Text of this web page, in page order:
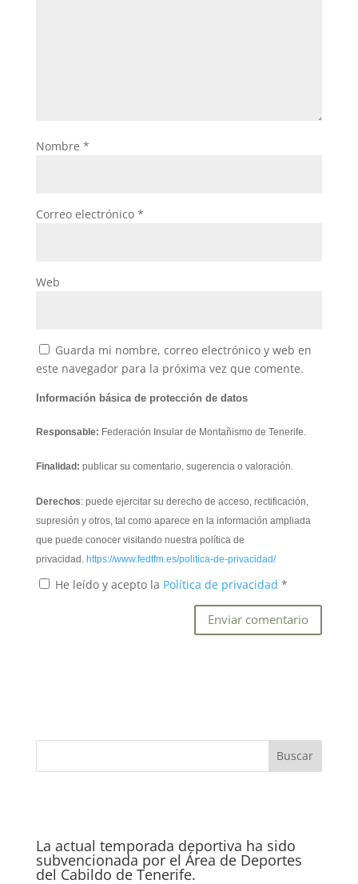
Nombre *
Correo electrónico *
Web
Guarda mi nombre, correo electrónico y web en
este navegador para la próxima vez que comente.
Información básica de protección de datos
Responsable: Federación Insular de Montañismo de Tenerife.
Finalidad: publicar su comentario, sugerencia o valoración.
Derechos: puede ejercitar su derecho de acceso, rectificación,
supresión y otros, tal como aparece en la información ampliada
que puede conocer visitando nuestra política de
privacidad. https://www.fedtfm.es/politica-de-privacidad/
He leído y acepto la Política de privacidad *
La actual temporada deportiva ha sido
subvencionada por el Área de Deportes
del Cabildo de Tenerife.